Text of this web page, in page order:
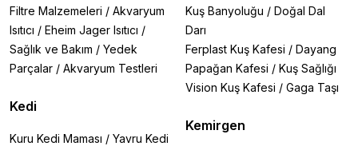
Filtre Malzemeleri / Akvaryum
Isıtıcı / Eheim Jager Isıtıcı /
Sağlık ve Bakım / Yedek
Parçalar / Akvaryum Testleri
Kedi
Kuru Kedi Maması / Yavru Kedi
Kuş Banyoluğu / Doğal Dal
Darı
Ferplast Kuş Kafesi / Dayang
Papağan Kafesi / Kuş Sağlığı
Vision Kuş Kafesi / Gaga Taşı
Kemirgen